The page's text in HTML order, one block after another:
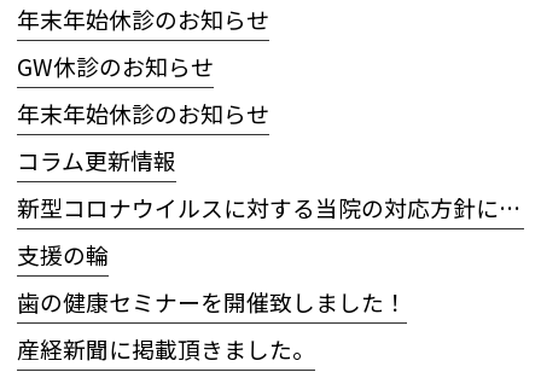
年末年始休診のお知らせ
GW休診のお知らせ
年末年始休診のお知らせ
コラム更新情報
新型コロナウイルスに対する当院の対応方針について
支援の輪
歯の健康セミナーを開催致しました！
産経新聞に掲載頂きました。